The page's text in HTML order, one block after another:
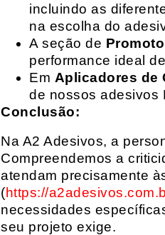
incluindo as
na escolha do
A seção de
performance ideal
Em Aplicadores de
de nossos adesivos
Conclusão:
Na A2 Adesivos, a
Compreendemos a
atendam precisamente
(https://
necessidades
seu projeto exige.